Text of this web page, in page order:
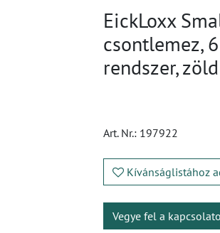
EickLoxx
csontlemez,
rendszer, zöld
Art. Nr.: 197922
Kívánságlistához
Vegye fel a